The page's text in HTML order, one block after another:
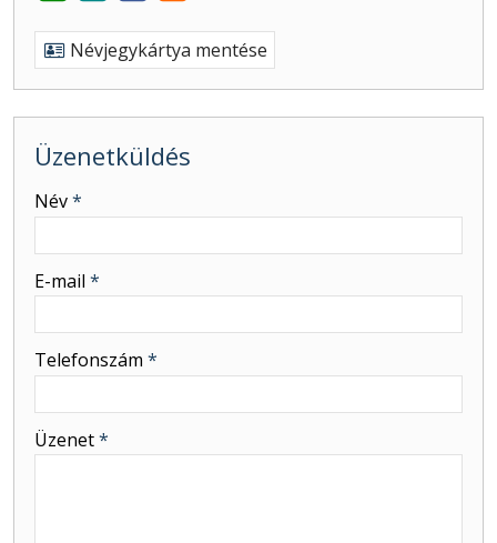
Névjegykártya mentése
Üzenetküldés
-
Név*
E-mail *
Telefonszám *
Üzenet*